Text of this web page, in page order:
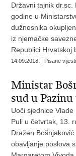
Državni tajnik
godine u
dužnosnika
iz njemačke
Republici Hrvatskoj
14.09.2018. | Pisane
Ministar
sud u
Uoči sjednice
Puli u četvrtak, 13.
Dražen
obavljanje poslova